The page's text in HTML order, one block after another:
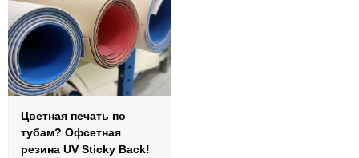
Цветная печать по
тубам? Офсетная
резина UV Sticky Back!